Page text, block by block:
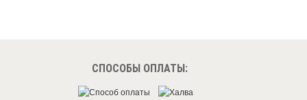
СПОСОБЫ ОПЛАТЫ: